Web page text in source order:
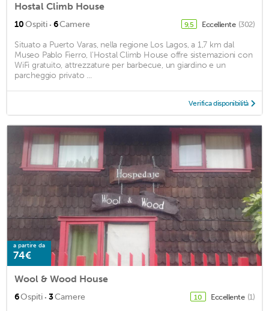
Hostal Climb House
10Ospiti · 6Camere 9,5 Eccellente (302)
Situato a Puerto Varas, nella regione Los Lagos, a 1,7 km dal
Museo Pablo Fierro, l'Hostal Climb House offre sistemazioni con
WiFi gratuito, attrezzature per barbecue, un giardino e un
parcheggio privato ...
Verifica disponibilità
a partire da
74€
Wool & Wood House
6Ospiti · 3Camere 10 Eccellente (1)